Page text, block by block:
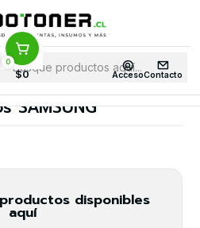
0
$0 AccesoContacto
· Despachoa Todo Chile · Retiro en
en24 Horas
Original SAMSUNG
SAMSUNG
disponibles
aquí